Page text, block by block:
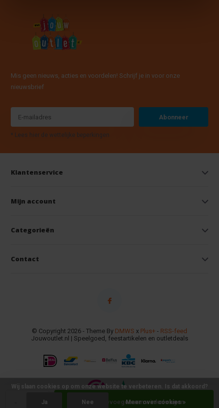
+ Toevoegen aan winkelwagen
Mis geen nieuws, acties en voordelen! Schrijf je in voor onze
nieuwsbrief
Abonneer
* Lees hier de wettelijke beperkingen
Klantenservice
Mijn account
Categorieën
Contact
© Copyright 2026 - Theme By DMWS x Plus+ - RSS-feed
Jouwoutlet.nl | Speelgoed, feestartikelen en outletdeals
Wij slaan cookies op om onze website te verbeteren. Is dat akkoord?
Ja Nee Meer over cookies »